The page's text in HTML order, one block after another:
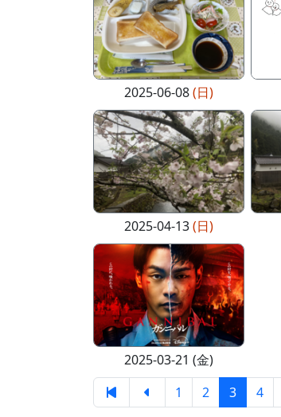
2025-06-08(日)
2025-04-13(日)
2025-03-21 (金)
1
2 3 4